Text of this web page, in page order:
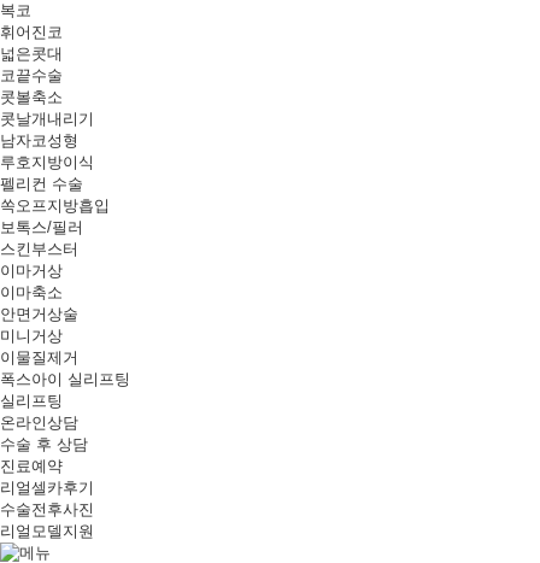
복코
휘어진코
넓은콧대
코끝수술
콧볼축소
콧날개내리기
남자코성형
루호지방이식
펠리컨 수술
쏙오프지방흡입
보톡스/필러
스킨부스터
이마거상
이마축소
안면거상술
미니거상
이물질제거
폭스아이 실리프팅
실리프팅
온라인상담
수술 후 상담
진료예약
리얼셀카후기
수술전후사진
리얼모델지원